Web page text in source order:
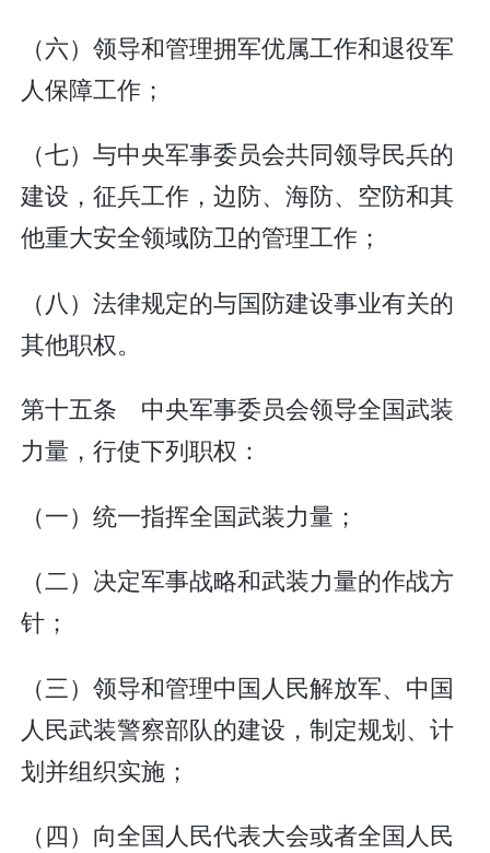
（六）领导和管理拥军优属工作和退役军
人保障工作；
（七）与中央军事委员会共同领导民兵的
建设，征兵工作，边防、海防、空防和其
他重大安全领域防卫的管理工作；
（八）法律规定的与国防建设事业有关的
其他职权。
第十五条 中央军事委员会领导全国武装
力量，行使下列职权：
（一）统一指挥全国武装力量；
（二）决定军事战略和武装力量的作战方
针；
（三）领导和管理中国人民解放军、中国
人民武装警察部队的建设，制定规划、计
划并组织实施；
（四）向全国人民代表大会或者全国人民